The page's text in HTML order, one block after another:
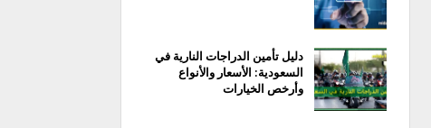
دليل تأمين الدراجات النارية في
السعودية: الأسعار والأنواع
وأرخص الخيارات